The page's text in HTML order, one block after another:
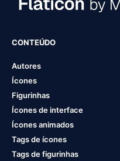
CONTEÚDO
Autores
Ícones
Figurinhas
Ícones de interface
Ícones animados
Tags de ícones
Tags de figurinhas